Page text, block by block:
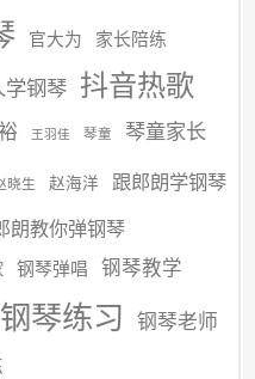
官大为 家长陪练
学钢琴 抖音热歌
王羽佳 琴童 琴童家长
晓生 赵海洋 跟郎朗学钢琴
朗教你弹钢琴
钢琴弹唱 钢琴教学
钢琴练习 钢琴老师